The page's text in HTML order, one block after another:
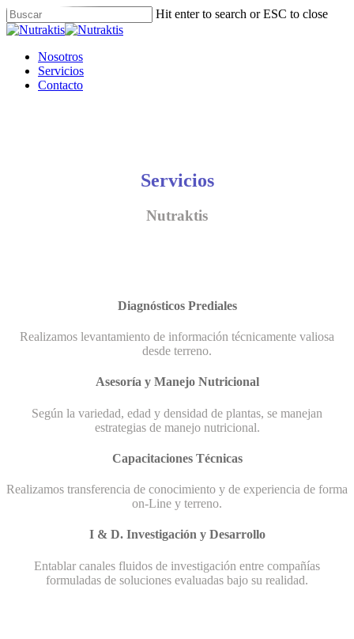
Skip
to
content
Hit enter to search or ESC to close
Close
Menu
Nosotros
Servicios
Contacto
Servicios
Nutraktis
Diagnósticos Prediales
Realizamos levantamiento de información técnicamente valiosa
desde terreno.
Asesoría y Manejo Nutricional
Según la variedad, edad y densidad de plantas, se manejan
estrategias de manejo nutricional.
Capacitaciones Técnicas
Realizamos transferencia de conocimiento y de experiencia de forma
on-Line y terreno.
I & D. Investigación y Desarrollo
Entablar canales fluidos de investigación entre compañías
formuladas de soluciones evaluadas bajo su realidad.